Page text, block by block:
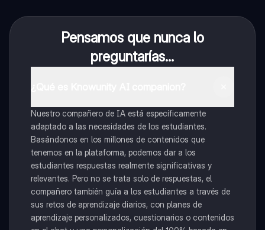
Pensamos que nunca lo
preguntarías...
Nuestro compañero de IA está específicamente
adaptado a las necesidades de los estudiantes.
Basándonos en los millones de contenidos que
tenemos en la plataforma, podemos dar a los
estudiantes respuestas realmente significativas y
relevantes. Pero no se trata solo de respuestas, el
compañero también guía a los estudiantes a través de
sus retos de aprendizaje diarios, con planes de
aprendizaje personalizados, cuestionarios o contenidos